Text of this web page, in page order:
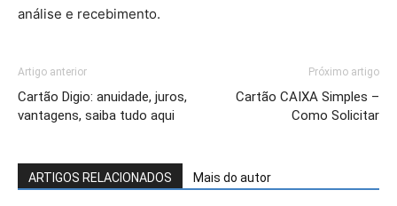
análise e recebimento.
Artigo anterior
Cartão Digio: anuidade, juros,
vantagens, saiba tudo aqui
Próximo artigo
Cartão CAIXA Simples –
Como Solicitar
ARTIGOS RELACIONADOS Mais do autor